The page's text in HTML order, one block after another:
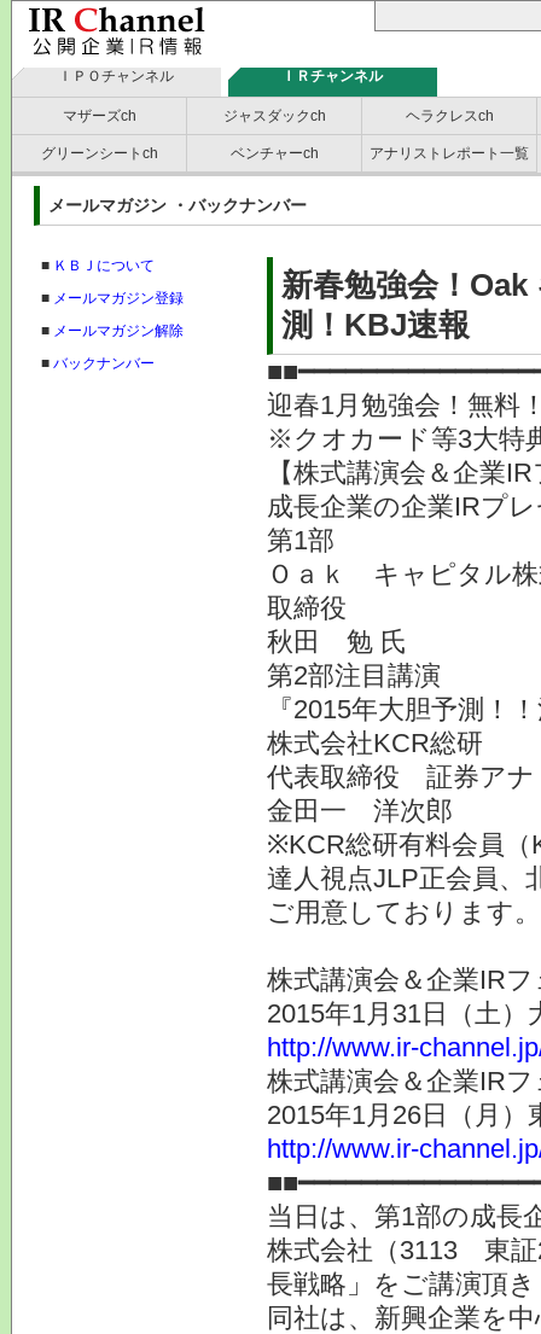
ＩＰＯチャンネル ＩＲチャンネル
マザーズch ジャスダックch ヘラクレスch
グリーンシートch ベンチャーch アナリストレポート一覧
メールマガジン ・バックナンバー
■ ＫＢＪについて
■ メールマガジン登録
■ メールマガジン解除
■ バックナンバー
新春勉強会！
測！KBJ速報
迎春1月勉強会！無料
※クオカード等3大特
【株式講演会＆企業
成長企業の企業IRプ
第1部
Ｏａｋ キャピタル
取締役
秋田 勉 氏
第2部注目講演
『2015年大胆予測！
株式会社KCR総研
代表取締役 証券アナ
金田一 洋次郎
※KCR総研有料会員（
達人視点JLP正会員、
ご用意しております。
株式講演会＆企業IR
2015年1月31日（土
http://www.ir-
株式講演会＆企業IR
2015年1月26日（月
http://www.ir-
当日は、第1部の成
株式会社（3113 東
長戦略」をご講演頂
同社は、新興企業を